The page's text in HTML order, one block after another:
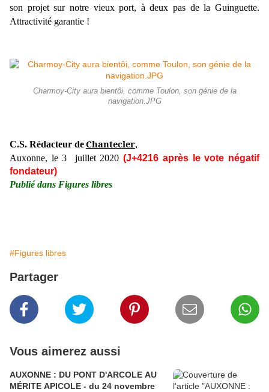
son projet sur notre vieux port, à deux pas de la Guinguette.
Attractivité garantie !
Charmoy-City aura bientôi, comme Toulon, son génie de la
navigation.JPG
C.S. Rédacteur deChantecler,
Auxonne, le 3 juillet 2020 (J+4216 après le vote négatif
fondateur)
Publié dans Figures libres
#Figures libres
Partager
Vous aimerez aussi
AUXONNE : DU PONT D'ARCOLE AU
MÉRITE APICOLE - du 24 novembre